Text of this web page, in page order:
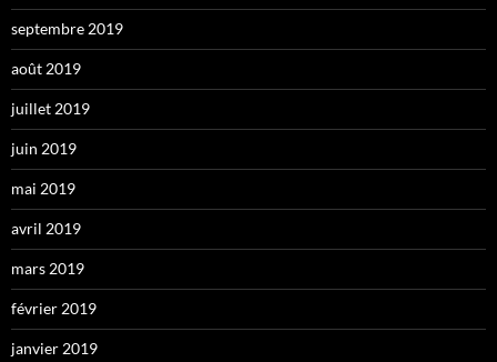
septembre 2019
août 2019
juillet 2019
juin 2019
mai 2019
avril 2019
mars 2019
février 2019
janvier 2019